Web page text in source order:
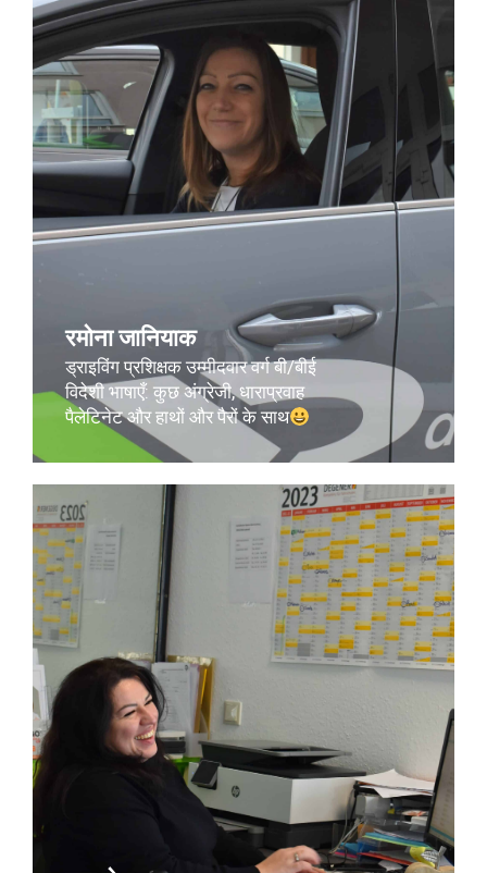
रमोना जानियाक
ड्राइविंग प्रशिक्षक उम्मीदवार वर्ग बी/बीई
विदेशी भाषाएँ: कुछ अंग्रेजी, धाराप्रवाह
पैलेटिनेट और हाथों और पैरों के साथ